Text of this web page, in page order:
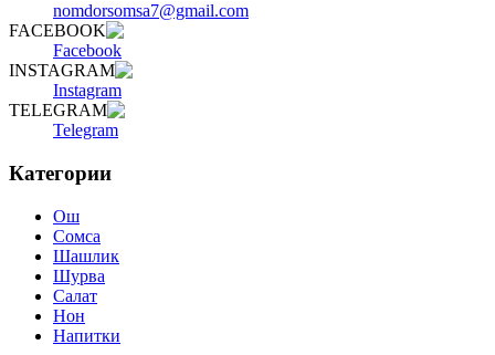
nomdorsomsa7@gmail.com
FACEBOOK
Facebook
INSTAGRAM
Instagram
TELEGRAM
Telegram
Категории
Ош
Сомса
Шашлик
Шурва
Салат
Нон
Напитки